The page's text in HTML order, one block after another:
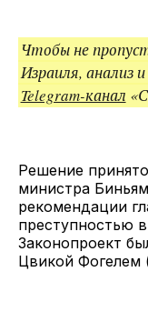
Чтобы не
Израиля, анализ
Telegram-канал
Решение
министра
рекомендации
преступностью
Законопроект
Цвикой Фогелем